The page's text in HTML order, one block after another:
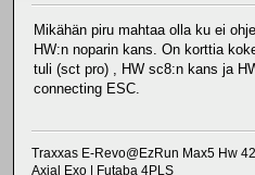
Mikähän piru mahtaa olla ku ei
HW:n noparin kans. On korttia
tuli (sct pro) , HW sc8:n kans ja
connecting ESC.
Traxxas E-Revo@EzRun Max5 Hw
Axial Exo | Futaba 4PLS